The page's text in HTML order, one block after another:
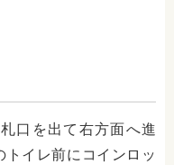
口を出て右方面へ進
イレ前にコインロッ